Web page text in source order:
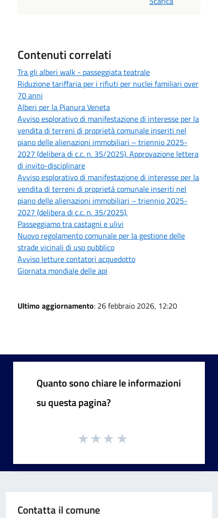
Contenuti correlati
Tra gli alberi walk - passeggiata teatrale
Riduzione tariffaria per i rifiuti per nuclei familiari over
70 anni
Alberi per la Pianura Veneta
Avviso esplorativo di manifestazione di interesse per la
vendita di terreni di proprietà comunale inseriti nel
piano delle alienazioni immobiliari – triennio 2025-
2027 (delibera di c.c. n. 35/2025). Approvazione lettera
di invito-disciplinare
Avviso esplorativo di manifestazione di interesse per la
vendita di terreni di proprietà comunale inseriti nel
piano delle alienazioni immobiliari – triennio 2025-
2027 (delibera di c.c. n. 35/2025).
Passeggiamo tra castagni e ulivi
Nuovo regolamento comunale per la gestione delle
strade vicinali di uso pubblico
Avviso letture contatori acquedotto
Giornata mondiale delle api
Ultimo aggiornamento: 26 febbraio 2026, 12:20
Quanto sono chiare le informazioni
su questa pagina?
Contatta il comune